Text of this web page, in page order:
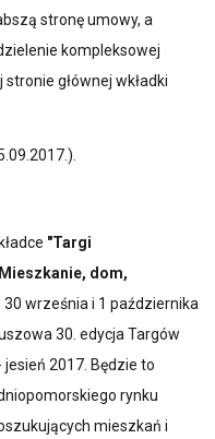
stronę umowy, a
kompleksowej
głównej wkładki
"Targi
dom,
30 września i 1 października
30. edycja Targów
2017. Będzie to
rynku
mieszkań i